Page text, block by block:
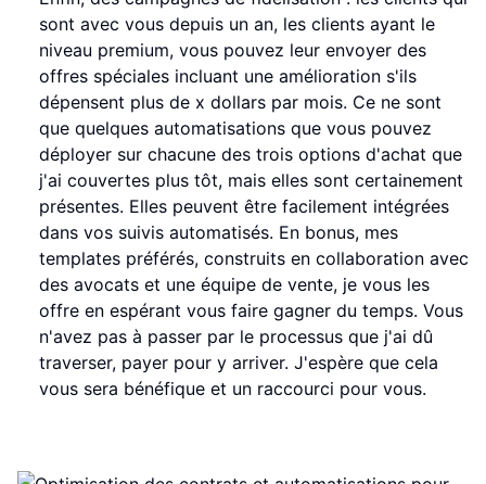
sont avec vous depuis un an, les clients ayant le
niveau premium, vous pouvez leur envoyer des
offres spéciales incluant une amélioration s'ils
dépensent plus de x dollars par mois. Ce ne sont
que quelques automatisations que vous pouvez
déployer sur chacune des trois options d'achat que
j'ai couvertes plus tôt, mais elles sont certainement
présentes. Elles peuvent être facilement intégrées
dans vos suivis automatisés. En bonus, mes
templates préférés, construits en collaboration avec
des avocats et une équipe de vente, je vous les
offre en espérant vous faire gagner du temps. Vous
n'avez pas à passer par le processus que j'ai dû
traverser, payer pour y arriver. J'espère que cela
vous sera bénéfique et un raccourci pour vous.